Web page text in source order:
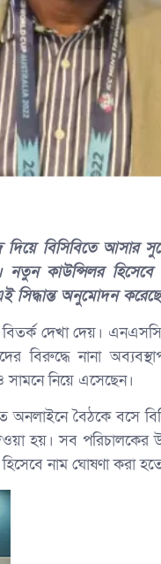
বিসিবিতে আসার
নতুন কাউন্সিলর
সিদ্ধান্ত অনুমোদন
বিতর্ক দেখা দেয়।
বিরুদ্ধে নানা
সামনে নিয়ে এসেছেন।
বৈঠকে বসে
হয়। সব পরিচালকের
নাম ঘোষণা করা